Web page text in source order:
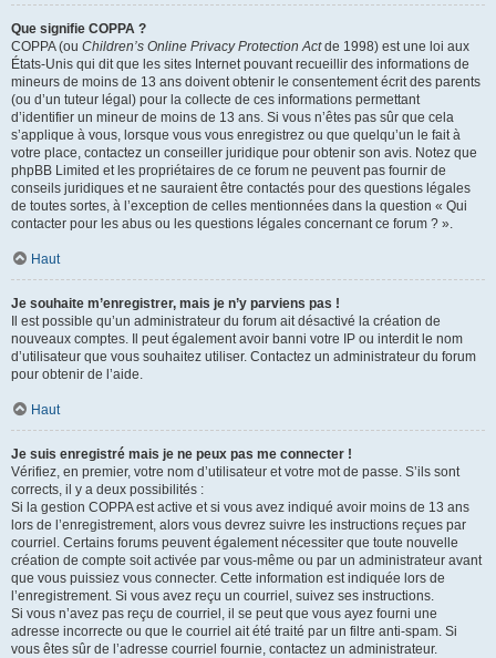
Que signifie COPPA ?
COPPA (ou Children’s Online Privacy Protection Actde 1998) est une loi aux
États-Unis qui dit que les sites Internet pouvant recueillir des informations de
mineurs de moins de 13 ans doivent obtenir le consentement écrit des parents
(ou d’un tuteur légal) pour la collecte de ces informations permettant
d’identifier un mineur de moins de 13 ans. Si vous n’êtes pas sûr que cela
s’applique à vous, lorsque vous vous enregistrez ou que quelqu’un le fait à
votre place, contactez un conseiller juridique pour obtenir son avis. Notez que
phpBB Limited et les propriétaires de ce forum ne peuvent pas fournir de
conseils juridiques et ne sauraient être contactés pour des questions légales
de toutes sortes, à l’exception de celles mentionnées dans la question « Qui
contacter pour les abus ou les questions légales concernant ce forum ? ».
Haut
Je souhaite m’enregistrer, mais je n’y parviens pas !
Il est possible qu’un administrateur du forum ait désactivé la création de
nouveaux comptes. Il peut également avoir banni votre IP ou interdit le nom
d’utilisateur que vous souhaitez utiliser. Contactez un administrateur du forum
pour obtenir de l’aide.
Haut
Je suis enregistré mais je ne peux pas me connecter !
Vérifiez, en premier, votre nom d’utilisateur et votre mot de passe. S’ils sont
corrects, il y a deux possibilités :
Si la gestion COPPA est active et si vous avez indiqué avoir moins de 13 ans
lors de l’enregistrement, alors vous devrez suivre les instructions reçues par
courriel. Certains forums peuvent également nécessiter que toute nouvelle
création de compte soit activée par vous-même ou par un administrateur avant
que vous puissiez vous connecter. Cette information est indiquée lors de
l’enregistrement. Si vous avez reçu un courriel, suivez ses instructions.
Si vous n’avez pas reçu de courriel, il se peut que vous ayez fourni une
adresse incorrecte ou que le courriel ait été traité par un filtre anti-spam. Si
vous êtes sûr de l’adresse courriel fournie, contactez un administrateur.